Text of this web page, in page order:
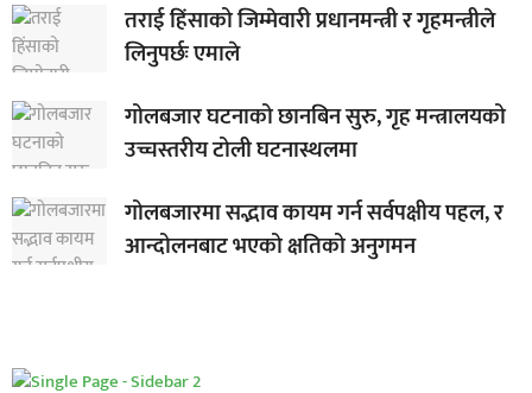
तराई हिंसाको जिम्मेवारी प्रधानमन्त्री र गृहमन्त्रीले
लिनुपर्छः एमाले
गोलबजार घटनाको छानबिन सुरु, गृह मन्त्रालयको
उच्चस्तरीय टोली घटनास्थलमा
गोलबजारमा सद्भाव कायम गर्न सर्वपक्षीय पहल, र
आन्दोलनबाट भएको क्षतिको अनुगमन